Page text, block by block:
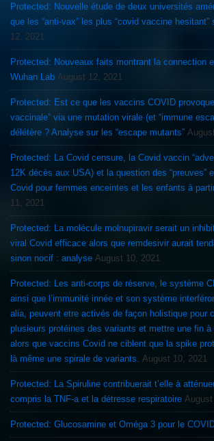
Protected: Nouvelle étude de deux universités
que les “anti-vax” les plus “covid vaccine hesitant”
12, 2021
Protected: Nouveaux faits montrant la connection
Wuhan Lab August 12, 2021
Protected: Est ce que les vaccins COVID
vaccinale” via une mutation virale (et “immune
délétère ? Analyse sur les “escape mutants”
Protected: La Covid censure, la Covid vaccin
12K décès aux USA) et la question des “preuves”
Covid pour femmes enceintes et les enfants à
11, 2021
Protected: La molécule molnupiravir serait un
viral Covid efficace alors que remdesivir aurait
sinon nocif : analyse August 10, 2021
Protected: Les anti-corps de réserve, le système CD 4 et CD 8 T-cells
ainsi que l’immunité innée et son système
alia, peuvent etre activés de façon holistique pour
plusieurs protéines des variants et mettre une fin
alors que vaccins Covid ne ciblent que la spike
là même une spirale de variants.
August 10, 2021
Protected: La Spiruline contribuerait t’elle à
compris la TNF-a et la détresse respiratoire August
Protected: Glucosamine et Oméga 3 pour le